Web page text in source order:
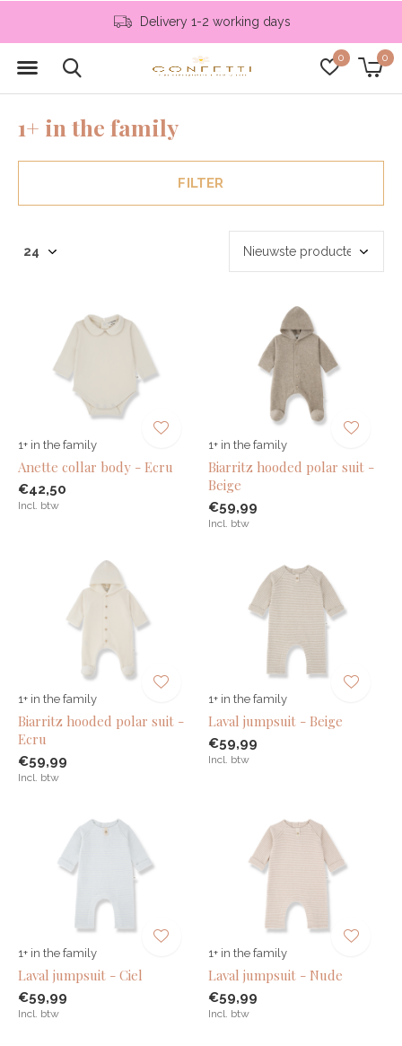
0 0
instagram: @confetti.conceptstore
1+ in the family
FILTER
1+ in the family
Anette collar body - Ecru
€42,50
Incl. btw
1+ in the family
Biarritz hooded polar suit -
Beige
€59,99
Incl. btw
1+ in the family
Biarritz hooded polar suit -
Ecru
€59,99
Incl. btw
1+ in the family
Laval jumpsuit - Beige
€59,99
Incl. btw
1+ in the family
Laval jumpsuit - Ciel
€59,99
Incl. btw
1+ in the family
Laval jumpsuit - Nude
€59,99
Incl. btw